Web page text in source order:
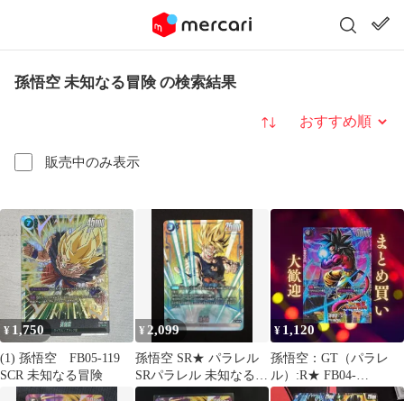
孫悟空 未知なる冒険 の検索結果
販売中のみ表示
並び替え
¥ 1,750
(1) 孫悟空 FB05-119
SCR 未知なる冒険
¥ 2,099
孫悟空 SR★ パラレル
SRパラレル 未知なる冒
険 FB05-030 SR☆
¥ 1,120
孫悟空：GT（パラレ
ル）:R★ FB04-
109[FB05] 1120円（残3